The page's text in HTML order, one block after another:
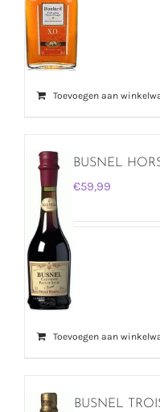
Toevoegen aan
BUSNEL
€59,99
Toevoegen aan
BUSNEL